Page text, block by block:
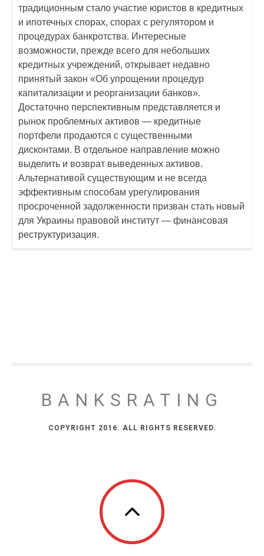
традиционным стало участие юристов в кредитных
и ипотечных спорах, спорах с регулятором и
процедурах банкротства. Интересные
возможности, прежде всего для небольших
кредитных учреждений, открывает недавно
принятый закон «Об упрощении процедур
капитализации и реорганизации банков».
Достаточно перспективным представляется и
рынок проблемных активов — кредитные
портфели продаются с существенными
дисконтами. В отдельное направление можно
выделить и возврат выведенных активов.
Альтернативой существующим и не всегда
эффективным способам урегулирования
просроченной задолженности призван стать новый
для Украины правовой институт — финансовая
реструктуризация.
BANKSRATING
COPYRIGHT 2016. ALL RIGHTS RESERVED.